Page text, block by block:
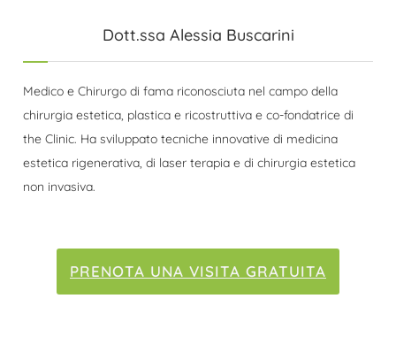
Dott.ssa Alessia Buscarini
Medico e Chirurgo di fama riconosciuta nel campo della
chirurgia estetica, plastica e ricostruttiva e co-fondatrice di
the Clinic. Ha sviluppato tecniche innovative di medicina
estetica rigenerativa, di laser terapia e di chirurgia estetica
non invasiva.
PRENOTA UNA VISITA GRATUITA